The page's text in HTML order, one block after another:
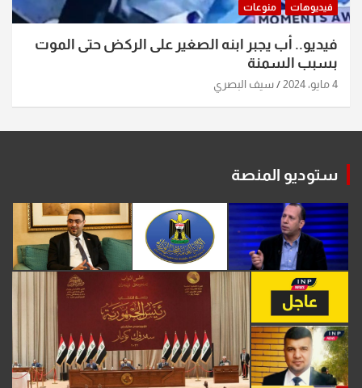
فيديوهات منوعات
فيديو.. أب يجبر ابنه الصغير على الركض حتى الموت
بسبب السمنة
4 مايو، 2024 سيف البصري
ستوديو المنصة